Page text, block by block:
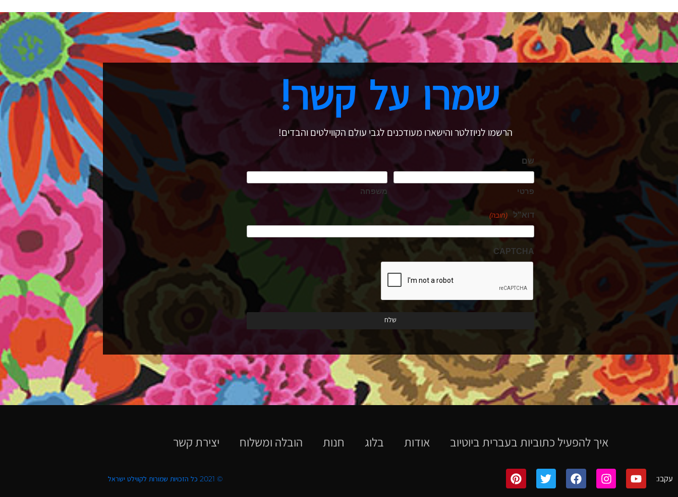
שמרו על קשר!
הרשמו לניוזלטר והישארו מעודכנים לגבי עולם הקווילטים והבדים!
שם
פרטי משפחה
דוא"ל (חובה)
CAPTCHA
איך להפעיל כתוביות בעברית ביוטיוב אודות בלוג חנות הובלה ומשלוח יצירת קשר
עקבו: © 2021 כל הזכויות שמורות לקווילט ישראל